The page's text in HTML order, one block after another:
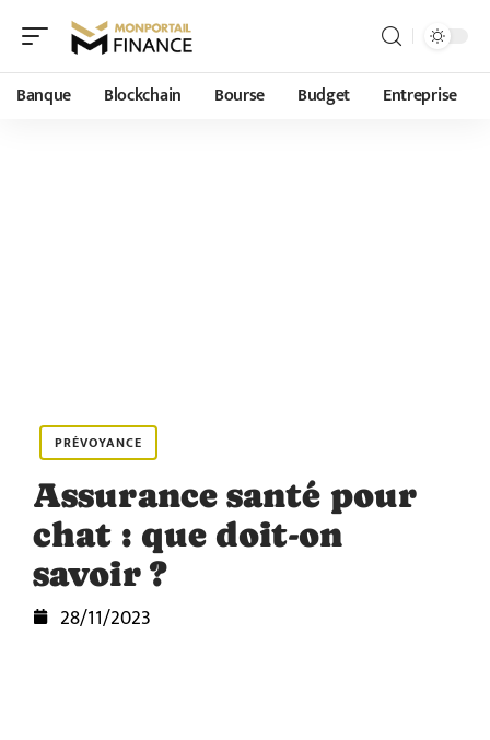
Banque Blockchain Bourse Budget Entreprise
PRÉVOYANCE
Assurance santé pour
chat : que doit-on
savoir ?
28/11/2023